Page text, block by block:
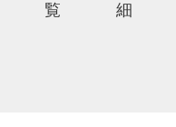
覧
細